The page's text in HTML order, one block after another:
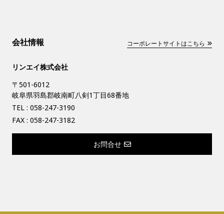
会社情報 コーポレートサイトはこちら
リンエイ株式会社
〒501-6012
岐阜県羽島郡岐南町八剣1丁目68番地
TEL : 058-247-3190
FAX : 058-247-3182
お問合せ